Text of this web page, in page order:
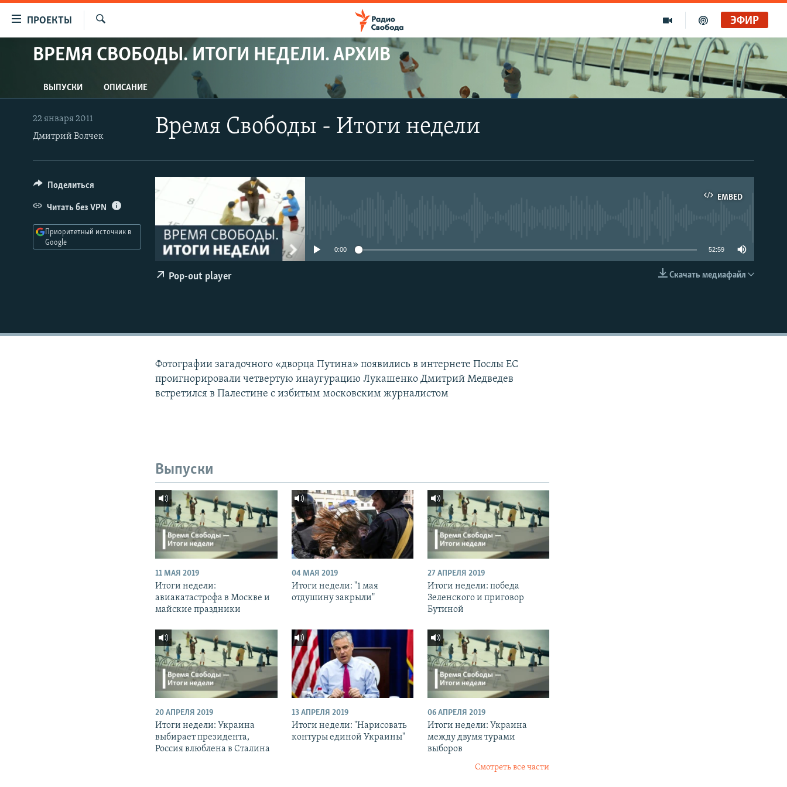
упрощенного
Вернуться
к
основному
содержанию
навигации
Вернутся
ПРОЕКТЫ
ПРОГРАММЫ
АВТОРСКИЕ ПРОЕКТЫ
ЦИТАТЫ СВОБОДЫ
МНЕНИЯ
КУЛЬТУРА
IDEL.РЕАЛИИ
КАВКАЗ.РЕАЛИИ
СЕВЕР.РЕАЛИИ
СИБИРЬ.РЕАЛИИ
ЭФИР
ВРЕМЯ СВОБОДЫ. ИТОГИ НЕДЕЛИ. АРХИВ
ВЫПУСКИ ОПИСАНИЕ
Время Свободы - Итоги недели
22 января 2011
Дмитрий Волчек
EMBED
EMBED
0:00 52:59
Скачать медиафайл
Pop-out player
Поделиться
Читать без VPN
Приоритетный источник в
Google
Фотографии загадочного «дворца Путина» появились в интернете Послы ЕС
проигнорировали четвертую инаугурацию Лукашенко Дмитрий Медведев
встретился в Палестине с избитым московским журналистом
Выпуски
11 МАЯ 2019
Итоги недели:
авиакатастрофа в Москве и
майские праздники
04 МАЯ 2019
Итоги недели: "1 мая
отдушину закрыли"
27 АПРЕЛЯ 2019
Итоги недели: победа
Зеленского и приговор
Бутиной
20 АПРЕЛЯ 2019
Итоги недели: Украина
выбирает президента,
Россия влюблена в Сталина
13 АПРЕЛЯ 2019
Итоги недели: "Нарисовать
контуры единой Украины"
06 АПРЕЛЯ 2019
Итоги недели: Украина
между двумя турами
выборов
Смотреть все части